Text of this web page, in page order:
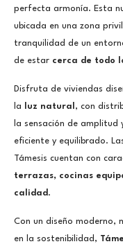
perfecta armonía. Esta
ubicada en una zona
tranquilidad de un
de estar cerca de todo
Disfruta de viviendas
la
luz natural , con
la sensación de
eficiente y equilibrado.
Támesis cuentan con
terrazas, cocinas
calidad .
Con un diseño moderno,
en la sostenibilidad,